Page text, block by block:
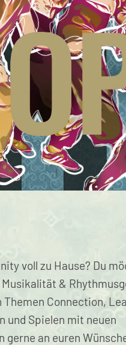
voll zu Hause? Du
&
Connection,
und Spielen mit neuen
an euren